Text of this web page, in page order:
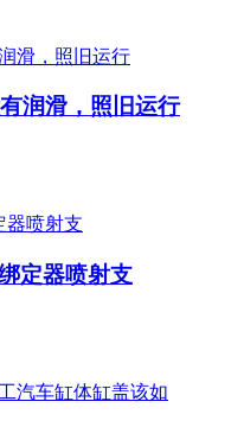
润滑，照旧运行
定器喷射支